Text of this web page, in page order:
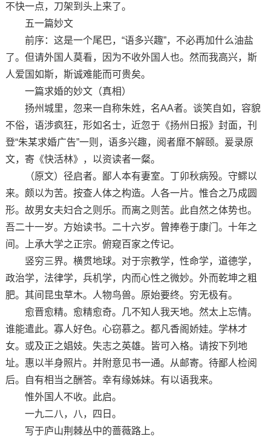
不快一点，刀架到头上来了。
五一篇妙文
前序：这是一个尾巴，“语多兴趣”，不必再加什么油盐
了。但请外国人莫看，因为不收外国人也。然而我高兴，斯
人爱国如斯，斯诚难能而可贵矣。
一篇求婚的妙文（真相）
扬州城里，忽来一自称朱姓，名AA者。谈笑自如，容貌
不俗，语涉疯狂，形如名士，近忽于《扬州日报》封面，刊
登“朱某求婚广告”一则，语多兴趣，阅者靡不解颐。爰录原
文，寄《快活林》，以资读者一粲。
（原文）径启者。鄙人本有妻室。丁卯秋病殁。守鳏以
来。颇以为苦。按查人体之构造。人各一片。惟合之乃成圆
形。故男女夫妇合之则乐。而离之则苦。此自然之体势也。
吾二十一岁。方始读书。二十六岁。曾捧卷于康门。十年之
间。上承大学之正宗。俯窥百家之传记。
竖穷三界。横贯地球。对于宗教学，性命学，道德学，
政治学，法律学，兵机学，内而心性之微妙。外而乾坤之粗
肥。其间昆虫草木。人物鸟兽。原始要终。穷无极有。
愈晋愈精。愈精愈奇。几不知人我天地。然太上忘情。
谁能遣此。寡人好色。心窃慕之。都凡香阁娇娃。学林才
女。或及正之娼妓。失志之英雄。皆可入格。请按下列地
址。惠以半身照片。并附意见书一通。从邮寄。待鄙人检阅
后。自有相当之酬答。幸有缘姊妹。有以语我来。
惟外国人不收。此启。
一九二八，八，四日。
写于庐山荆棘丛中的蔷薇路上。